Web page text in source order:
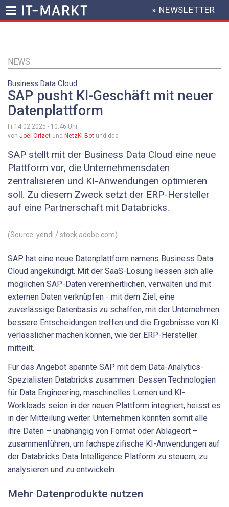
Inhalt
HEADER
MENU
» NEWSLETTER
NEWS
Business Data Cloud
SAP pusht KI-Geschäft mit neuer
Datenplattform
Fr 14.02.2025 - 10:46 Uhr
von Joël Orizet und NetzKI Bot und dda
SAP stellt mit der Business Data Cloud eine neue
Plattform vor, die Unternehmensdaten
zentralisieren und KI-Anwendungen optimieren
soll. Zu diesem Zweck setzt der ERP-Hersteller
auf eine Partnerschaft mit Databricks.
(Source: yendi / stock.adobe.com)
SAP hat eine neue Datenplattform namens Business Data
Cloud angekündigt. Mit der SaaS-Lösung liessen sich alle
möglichen SAP-Daten vereinheitlichen, verwalten und mit
externen Daten verknüpfen - mit dem Ziel, eine
zuverlässige Datenbasis zu schaffen, mit der Unternehmen
bessere Entscheidungen treffen und die Ergebnisse von KI
verlässlicher machen können, wie der ERP-Hersteller
mitteilt.
Für das Angebot spannte SAP mit dem Data-Analytics-
Spezialisten Databricks zusammen. Dessen Technologien
für Data Engineering, maschinelles Lernen und KI-
Workloads seien in der neuen Plattform integriert, heisst es
in der Mitteilung weiter. Unternehmen könnten somit alle
ihre Daten – unabhängig von Format oder Ablageort –
zusammenführen, um fachspezifische KI-Anwendungen auf
der Databricks Data Intelligence Platform zu steuern, zu
analysieren und zu entwickeln.
Mehr Datenprodukte nutzen